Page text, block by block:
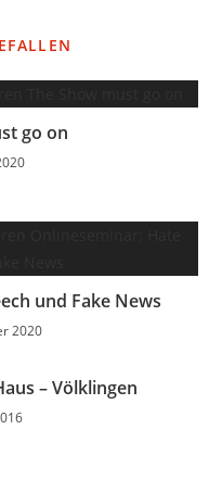
go on
und Fake News
2020
– Völklingen